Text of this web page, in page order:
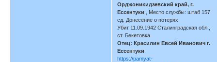
Орджоникидзевский край, г.
Ессентуки , Место службы: штаб 157
сд. Донесение о потерях
Убит 11.09.1942 Сталинградская обл.,
ст. Бекетовка
Отец: Красилин Евсей Иванович г.
Ессентуки
https://pamyat-